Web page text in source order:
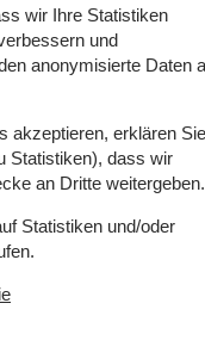
Ferienort Vesterhede
Landschaft. Die
um Outdooraktivitäten
und natürlich
wir Ihre Statistiken
und
anonymisierte Daten
akzeptieren, erklären Sie
Statistiken), dass wir
an Dritte weitergeben.
Statistiken und/oder